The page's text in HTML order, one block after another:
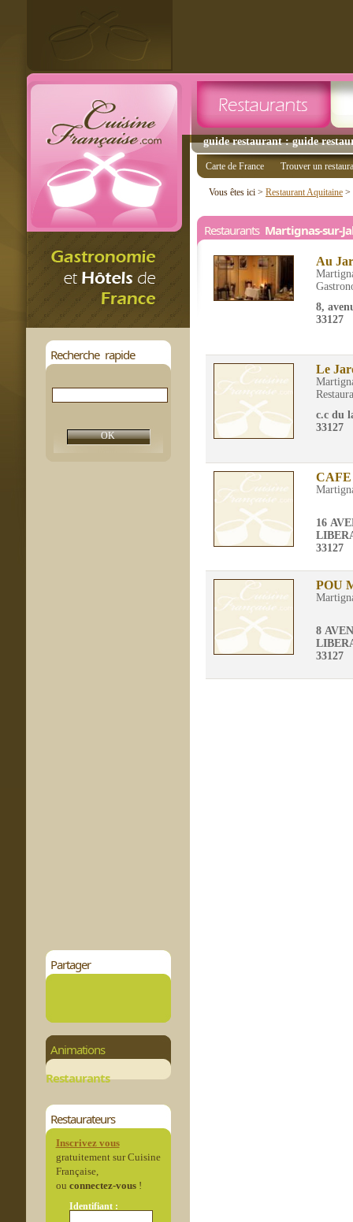
guide restaurant : guide
Recherche rapide
Partager
Animations
Restaurants
Restaurateurs
Inscrivez vous
gratuitement sur Cuisine
Française,
ou connectez-vous!
Identifiant :
Carte de France Trouver un
Vous êtes ici > Restaurant Aquitaine >
Restaurants Martignas-sur-
Au
8,
33127
Le
c.c du
33127
16
33127
POU
8
33127